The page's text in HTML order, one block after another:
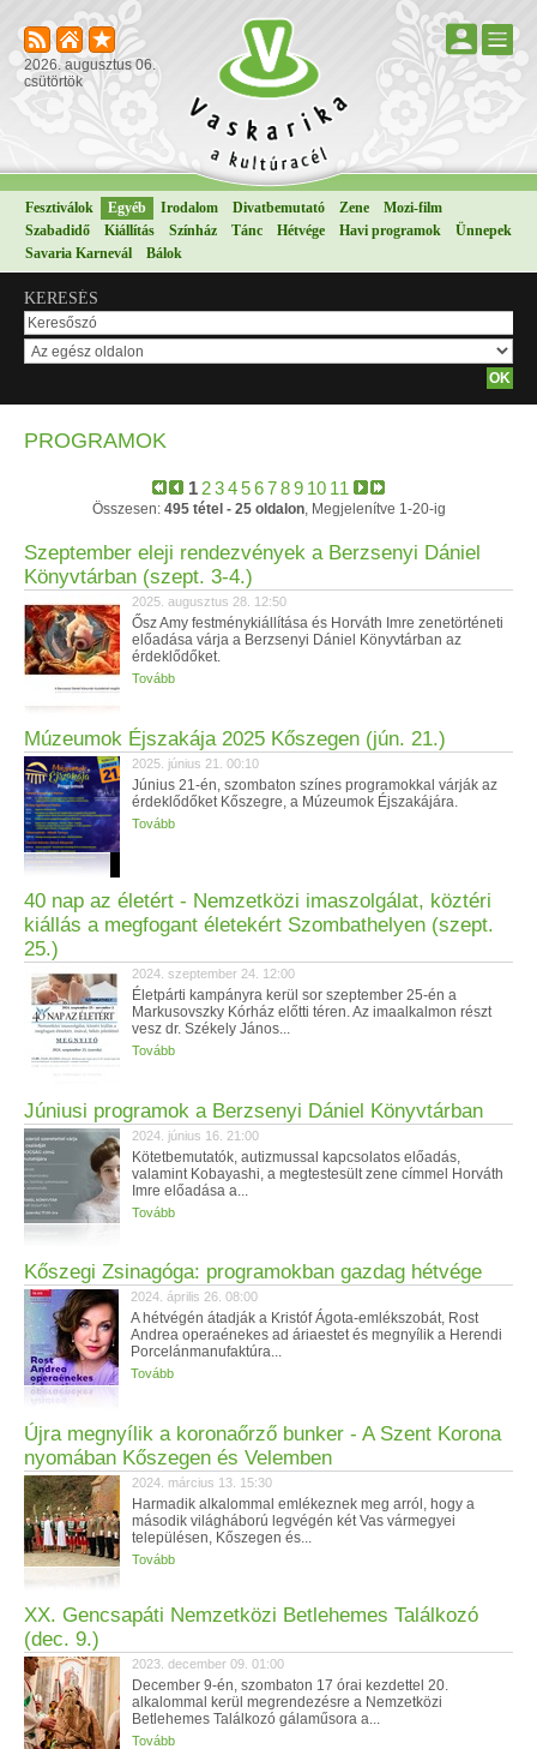
2026. augusztus 06.
csütörtök
Fesztiválok Egyéb Irodalom Divatbemutató Zene
Mozi-film
Szabadidő
Kiállítás Színház Tánc Hétvége Havi programok
Ünnepek
Savaria Karnevál
Bálok
KERESÉS
PROGRAMOK
1 23456789 10 11
Összesen: 495 tétel - 25 oldalon, Megjelenítve 1-20-ig
Szeptember eleji rendezvények a Berzsenyi Dániel
Könyvtárban (szept. 3-4.)
2025. augusztus 28. 12:50
Ősz Amy festménykiállítása és Horváth Imre zenetörténeti
előadása várja a Berzsenyi Dániel Könyvtárban az
érdeklődőket.
Tovább
Múzeumok Éjszakája 2025 Kőszegen (jún. 21.)
2025. június 21. 00:10
Június 21-én, szombaton színes programokkal várják az
érdeklődőket Kőszegre, a Múzeumok Éjszakájára.
Tovább
40 nap az életért - Nemzetközi imaszolgálat, köztéri
kiállás a megfogant életekért Szombathelyen (szept.
25.)
2024. szeptember 24. 12:00
Életpárti kampányra kerül sor szeptember 25-én a
Markusovszky Kórház előtti téren. Az imaalkalmon részt
vesz dr. Székely János...
Tovább
Júniusi programok a Berzsenyi Dániel Könyvtárban
2024. június 16. 21:00
Kötetbemutatók, autizmussal kapcsolatos előadás,
valamint Kobayashi, a megtestesült zene címmel Horváth
Imre előadása a...
Tovább
Kőszegi Zsinagóga: programokban gazdag hétvége
2024. április 26. 08:00
A hétvégén átadják a Kristóf Ágota-emlékszobát, Rost
Andrea operaénekes ad áriaestet és megnyílik a Herendi
Porcelánmanufaktúra...
Tovább
Újra megnyílik a koronaőrző bunker - A Szent Korona
nyomában Kőszegen és Velemben
2024. március 13. 15:30
Harmadik alkalommal emlékeznek meg arról, hogy a
második világháború legvégén két Vas vármegyei
településen, Kőszegen és...
Tovább
XX. Gencsapáti Nemzetközi Betlehemes Találkozó
(dec. 9.)
2023. december 09. 01:00
December 9-én, szombaton 17 órai kezdettel 20.
alkalommal kerül megrendezésre a Nemzetközi
Betlehemes Találkozó gálaműsora a...
Tovább